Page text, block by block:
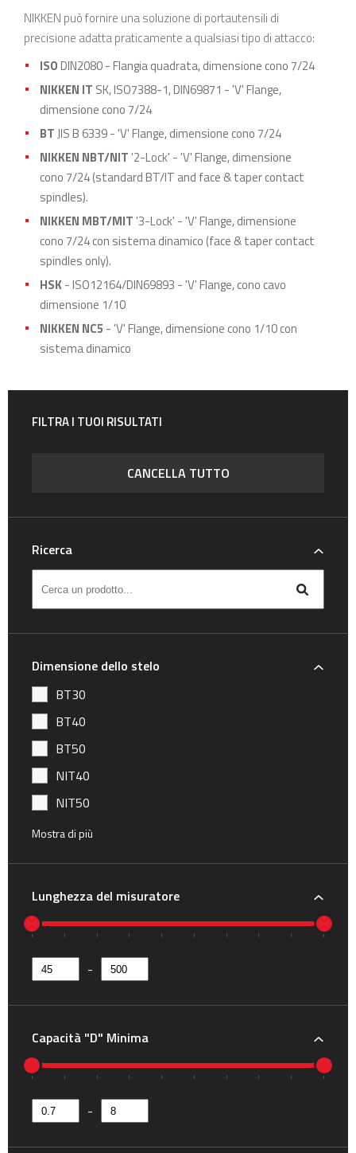
NIKKEN può fornire una soluzione di portautensili di
precisione adatta praticamente a qualsiasi tipo di attacco:
ISODIN2080 - Flangia quadrata, dimensione cono 7/24
NIKKEN IT SK, ISO7388-1, DIN69871 - 'V' Flange,
dimensione cono 7/24
BTJIS B 6339 - 'V' Flange, dimensione cono 7/24
NIKKEN NBT/NIT'2-Lock' - 'V' Flange, dimensione
cono 7/24 (standard BT/IT and face & taper contact
spindles).
NIKKEN MBT/MIT'3-Lock' - 'V' Flange, dimensione
cono 7/24 con sistema dinamico (face & taper contact
spindles only).
HSK- ISO12164/DIN69893 - 'V' Flange, cono cavo
dimensione 1/10
NIKKEN NC5 - 'V' Flange, dimensione cono 1/10 con
sistema dinamico
FILTRA I TUOI RISULTATI
CANCELLA TUTTO
Ricerca
Dimensione dello stelo
BT30
BT40
BT50
NIT40
NIT50
HSK32EN
HSK40AN
NIT40N
HSK50A
IT40
IT50
NBT30
Mostra di più
Lunghezza del misuratore
-
Capacità "D" Minima
-